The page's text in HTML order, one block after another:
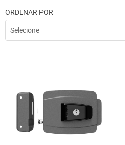
ORDENAR POR
Selecione